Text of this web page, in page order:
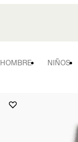
HOMBRE NIÑOS